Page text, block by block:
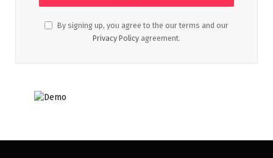
By signing up, you agree to the our terms and our
Privacy Policy agreement.